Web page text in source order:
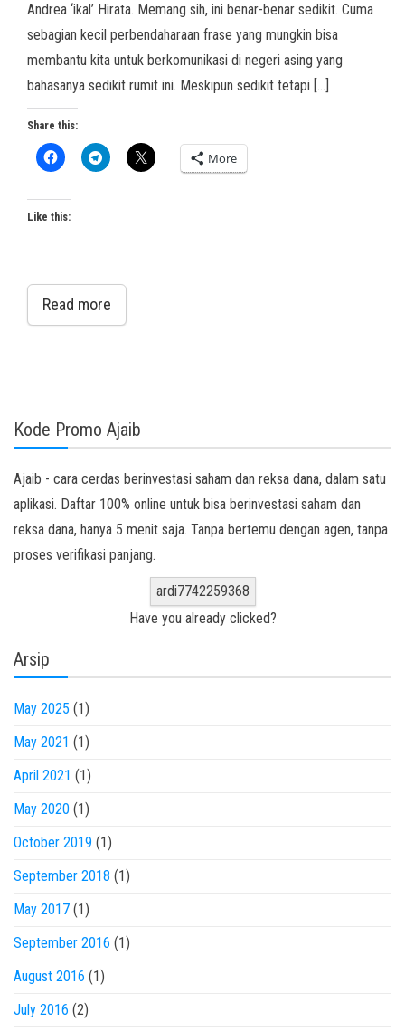
Andrea ‘ikal’ Hirata. Memang sih, ini benar-benar sedikit. Cuma
sebagian kecil perbendaharaan frase yang mungkin bisa
membantu kita untuk berkomunikasi di negeri asing yang
bahasanya sedikit rumit ini. Meskipun sedikit tetapi […]
Share this:
More
Like this:
Read more
Kode Promo Ajaib
Ajaib - cara cerdas berinvestasi saham dan reksa dana, dalam satu
aplikasi. Daftar 100% online untuk bisa berinvestasi saham dan
reksa dana, hanya 5 menit saja. Tanpa bertemu dengan agen, tanpa
proses verifikasi panjang.
ardi7742259368
Have you already clicked?
Arsip
May 2025 (1)
May 2021 (1)
April 2021 (1)
May 2020 (1)
October 2019 (1)
September 2018 (1)
May 2017 (1)
September 2016 (1)
August 2016 (1)
July 2016 (2)